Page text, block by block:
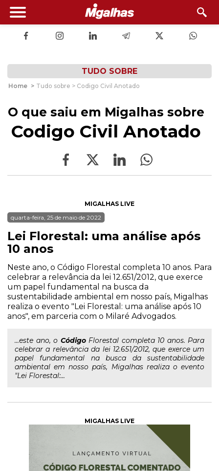
TUDO SOBRE
Home > Tudo sobre > Codigo Civil Anotado
O que saiu em Migalhas sobre
Codigo Civil Anotado
MIGALHAS LIVE
quarta-feira, 25 de maio de 2022
Lei Florestal: uma análise após
10 anos
Neste ano, o Código Florestal completa 10 anos. Para
celebrar a relevância da lei 12.651/2012, que exerce
um papel fundamental na busca da
sustentabilidade ambiental em nosso país, Migalhas
realiza o evento "Lei Florestal: uma análise após 10
anos", em parceria com o Milaré Advogados.
...este ano, o CódigoFlorestal completa 10 anos. Para
celebrar a relevância da lei 12.651/2012, que exerce um
papel fundamental na busca da sustentabilidade
ambiental em nosso país, Migalhas realiza o evento
"Lei Florestal:...
MIGALHAS LIVE